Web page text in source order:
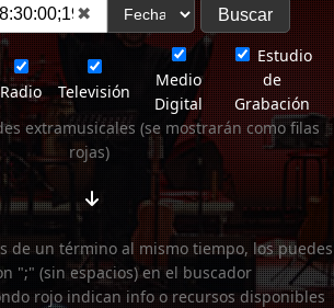
✖
Radio Televisión
Medio
Digital
Estudio
de
Grabación
extramusicales (se mostrarán como filas
rojas)
de un término al mismo tiempo, los puedes
";" (sin espacios) en el buscador
rojo indican info o recursos disponibles